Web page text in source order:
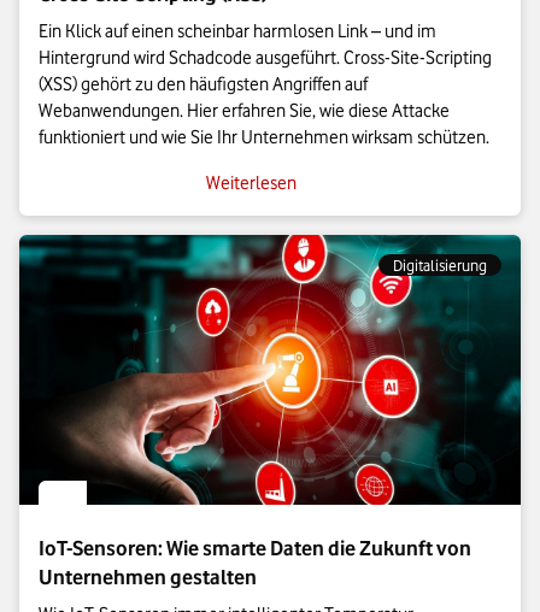
Ein Klick auf einen scheinbar harmlosen Link – und im
Hintergrund wird Schadcode ausgeführt. Cross-Site-Scripting
(XSS) gehört zu den häufigsten Angriffen auf
Webanwendungen. Hier erfahren Sie, wie diese Attacke
funktioniert und wie Sie Ihr Unternehmen wirksam schützen.
Weiterlesen
Digitalisierung
IoT-Sensoren: Wie smarte Daten die Zukunft von
Unternehmen gestalten